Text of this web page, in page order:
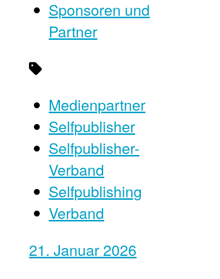
Sponsoren und
Partner
Medienpartner
Selfpublisher
Selfpublisher-
Verband
Selfpublishing
Verband
21. Januar 2026